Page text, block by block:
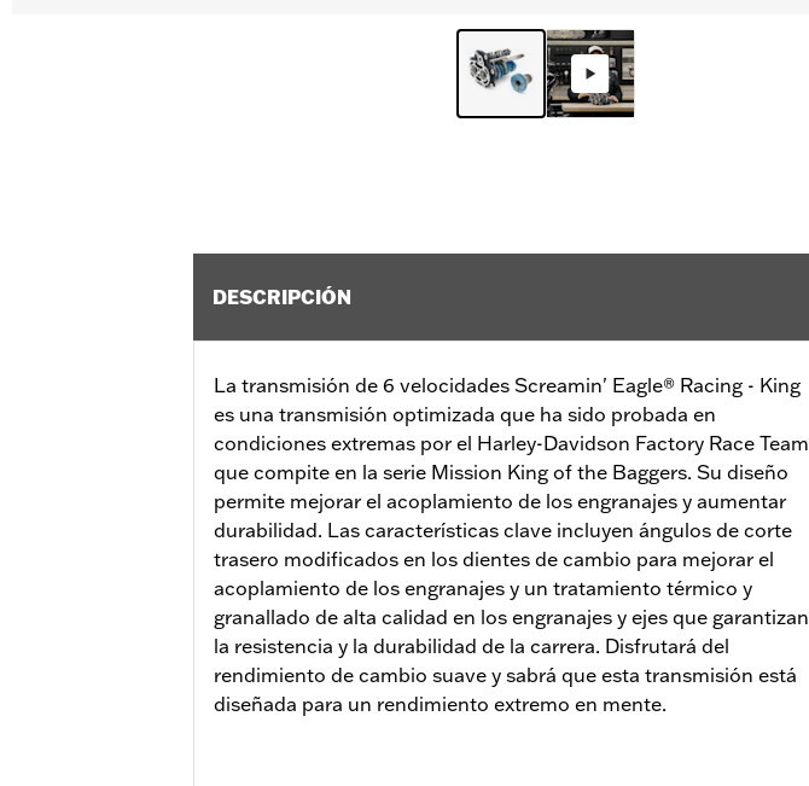
DESCRIPCIÓN
La transmisión de 6 velocidades Screamin' Eagle® Racing - King
es una transmisión optimizada que ha sido probada en
condiciones extremas por el Harley-Davidson Factory Race Team
que compite en la serie Mission King of the Baggers. Su diseño
permite mejorar el acoplamiento de los engranajes y aumentar
durabilidad. Las características clave incluyen ángulos de corte
trasero modificados en los dientes de cambio para mejorar el
acoplamiento de los engranajes y un tratamiento térmico y
granallado de alta calidad en los engranajes y ejes que garantizan
la resistencia y la durabilidad de la carrera. Disfrutará del
rendimiento de cambio suave y sabrá que esta transmisión está
diseñada para un rendimiento extremo en mente.